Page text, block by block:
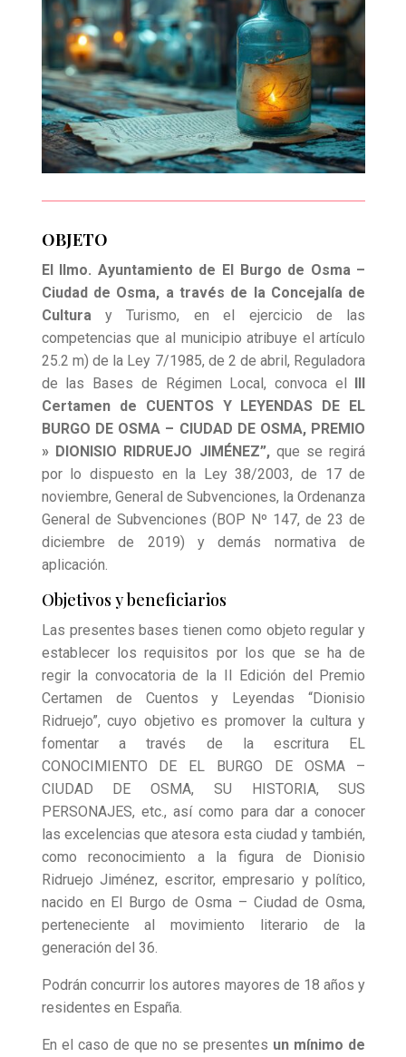
OBJETO
El Ilmo. Ayuntamiento de El Burgo de Osma –
Ciudad de Osma, a través de la Concejalía de
Culturay Turismo, en el ejercicio de las
competencias que al municipio atribuye el artículo
25.2 m) de la Ley 7/1985, de 2 de abril, Reguladora
de las Bases de Régimen Local, convoca el III
Certamen de CUENTOS Y LEYENDAS DE EL
BURGO DE OSMA – CIUDAD DE OSMA, PREMIO
» DIONISIO RIDRUEJO JIMÉNEZ”, que seregirá
por lo dispuesto en la Ley 38/2003, de 17 de
noviembre, General de Subvenciones, la Ordenanza
General de Subvenciones (BOP Nº 147, de 23 de
diciembre de 2019) y demás normativa de
aplicación.
Objetivos y beneficiarios
Las presentes bases tienen como objeto regular y
establecer los requisitos por los que se ha de
regir la convocatoria de la II Edición del Premio
Certamen de Cuentos y Leyendas “Dionisio
Ridruejo”, cuyo objetivo es promover la cultura y
fomentar a través de la escritura EL
CONOCIMIENTO DE EL BURGO DE OSMA –
CIUDAD DE OSMA, SU HISTORIA, SUS
PERSONAJES, etc., así como para dar a conocer
las excelencias que atesora esta ciudad y también,
como reconocimiento a la figura de Dionisio
Ridruejo Jiménez, escritor, empresario y político,
nacido en El Burgo de Osma – Ciudad de Osma,
perteneciente al movimiento literario de la
generación del 36.
Podrán concurrir los autores mayores de 18 años y
residentes en España.
En el caso de que no se presentes un mínimo de